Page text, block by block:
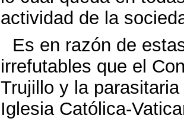
actividad de la
Es en razón de
irrefutables que el
Trujillo y la
Iglesia Católica-